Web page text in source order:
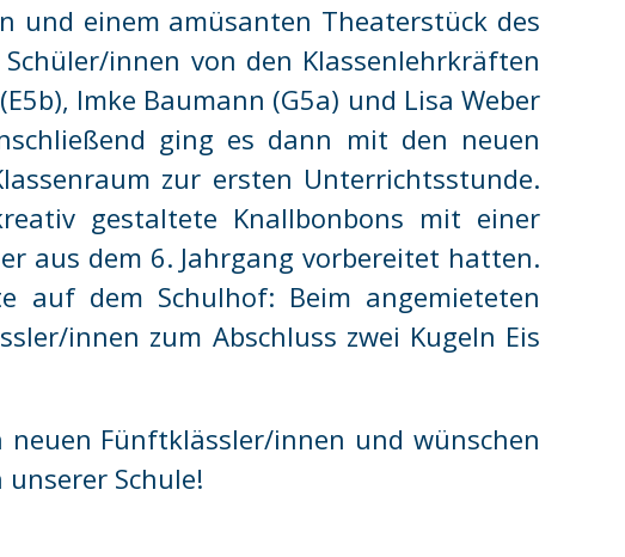
und einem amüsanten Theaterstück des
innen von den Klassenlehrkräften
Imke Baumann (G5a) und Lisa Weber
ging es dann mit den neuen
zur ersten Unterrichtsstunde.
gestaltete Knallbonbons mit einer
aus dem 6. Jahrgang vorbereitet hatten.
auf dem Schulhof: Beim angemieteten
innen zum Abschluss zwei Kugeln Eis
Fünftklässler/innen und wünschen
Schule!